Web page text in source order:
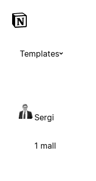
Templates
Sergi
1 mall